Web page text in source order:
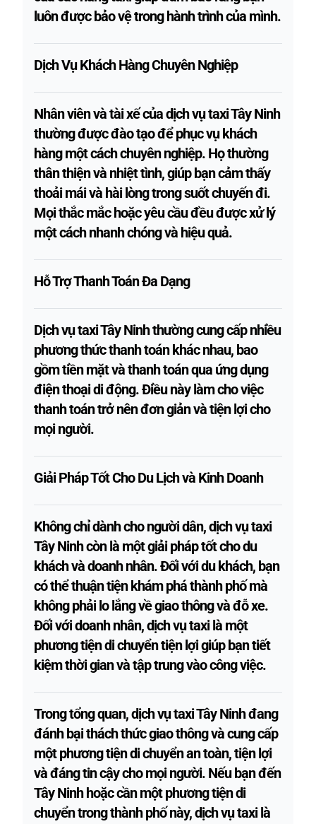
luôn được bảo vệ trong hành trình của mình.
Dịch Vụ Khách Hàng Chuyên Nghiệp
Nhân viên và tài xế của dịch vụ taxi Tây Ninh
thường được đào tạo để phục vụ khách
hàng một cách chuyên nghiệp. Họ thường
thân thiện và nhiệt tình, giúp bạn cảm thấy
thoải mái và hài lòng trong suốt chuyến đi.
Mọi thắc mắc hoặc yêu cầu đều được xử lý
một cách nhanh chóng và hiệu quả.
Hỗ Trợ Thanh Toán Đa Dạng
Dịch vụ taxi Tây Ninh thường cung cấp nhiều
phương thức thanh toán khác nhau, bao
gồm tiền mặt và thanh toán qua ứng dụng
điện thoại di động. Điều này làm cho việc
thanh toán trở nên đơn giản và tiện lợi cho
mọi người.
Giải Pháp Tốt Cho Du Lịch và Kinh Doanh
Không chỉ dành cho người dân, dịch vụ taxi
Tây Ninh còn là một giải pháp tốt cho du
khách và doanh nhân. Đối với du khách, bạn
có thể thuận tiện khám phá thành phố mà
không phải lo lắng về giao thông và đỗ xe.
Đối với doanh nhân, dịch vụ taxi là một
phương tiện di chuyển tiện lợi giúp bạn tiết
kiệm thời gian và tập trung vào công việc.
Trong tổng quan, dịch vụ taxi Tây Ninh đang
đánh bại thách thức giao thông và cung cấp
một phương tiện di chuyển an toàn, tiện lợi
và đáng tin cậy cho mọi người. Nếu bạn đến
Tây Ninh hoặc cần một phương tiện di
chuyển trong thành phố này, dịch vụ taxi là